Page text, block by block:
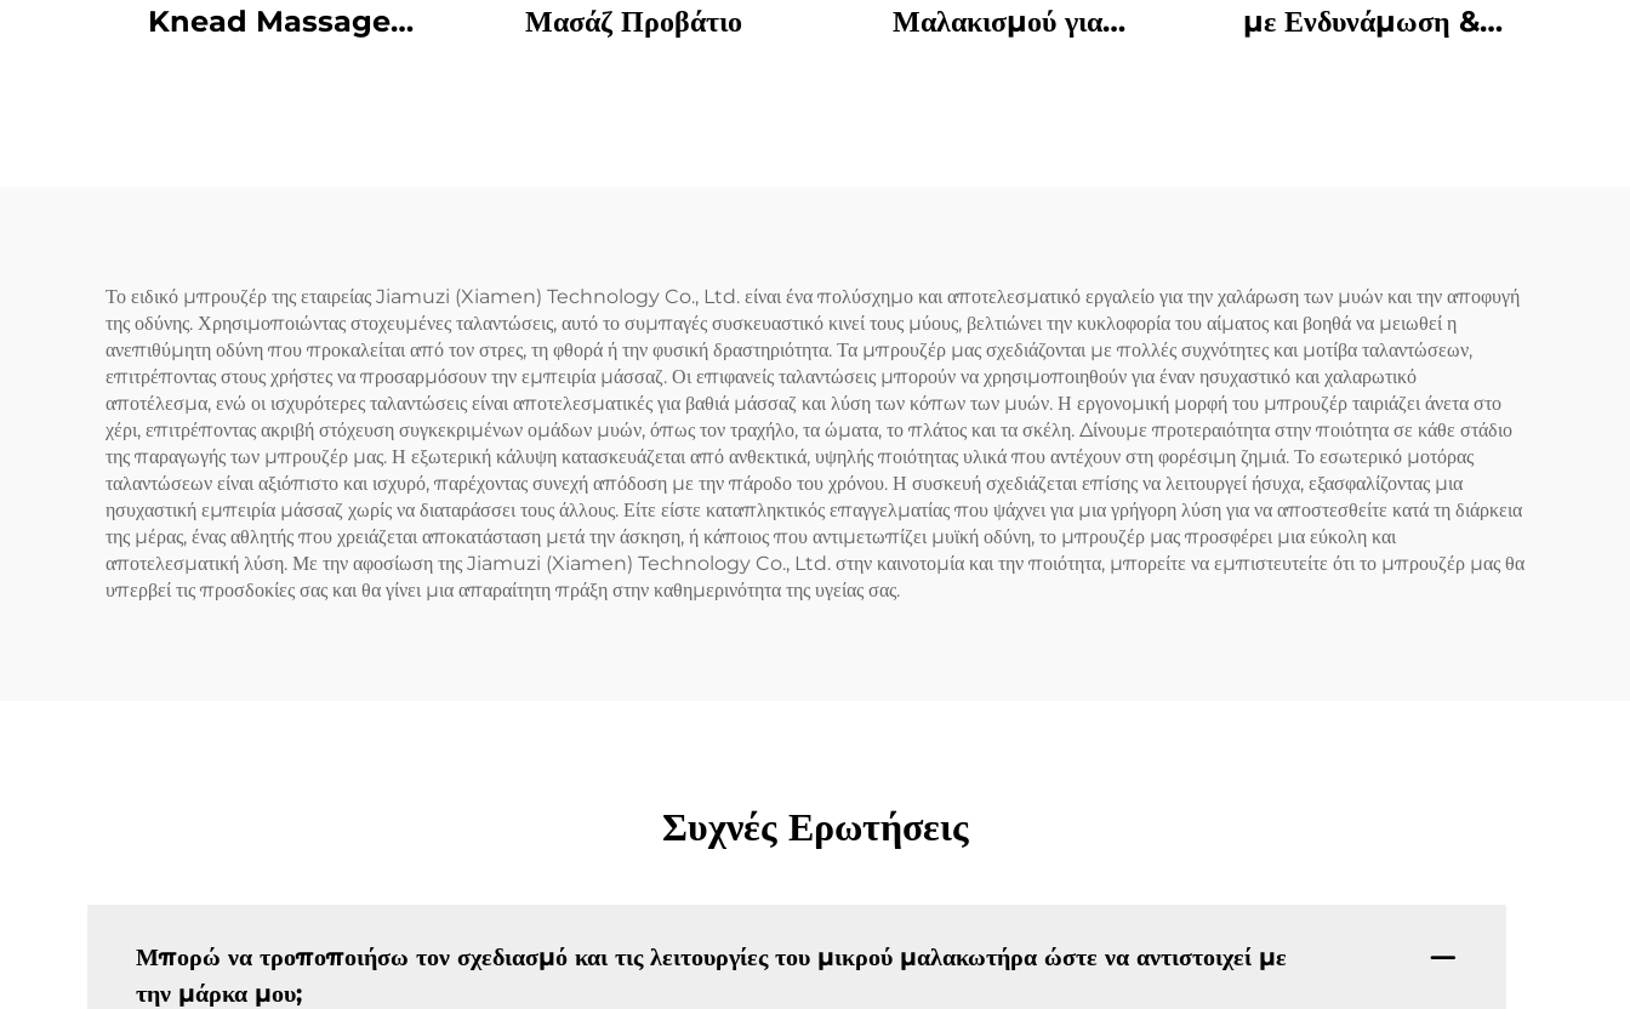
Knead Massage
Μασάζ Προβάτιο
Μαλακισμού για
με Ενδυνάμωση &
Το ειδικό μπρουζέρ της εταιρείας Jiamuzi (Xiamen) Technology Co., Ltd. είναι ένα πολύσχημο και αποτελεσματικό εργαλείο για την χαλάρωση των μυών και την αποφυγή
της οδύνης. Χρησιμοποιώντας στοχευμένες ταλαντώσεις, αυτό το συμπαγές συσκευαστικό κινεί τους μύους, βελτιώνει την κυκλοφορία του αίματος και βοηθά να μειωθεί η
ανεπιθύμητη οδύνη που προκαλείται από τον στρες, τη φθορά ή την φυσική δραστηριότητα. Τα μπρουζέρ μας σχεδιάζονται με πολλές συχνότητες και μοτίβα ταλαντώσεων,
επιτρέποντας στους χρήστες να προσαρμόσουν την εμπειρία μάσσαζ. Οι επιφανείς ταλαντώσεις μπορούν να χρησιμοποιηθούν για έναν ησυχαστικό και χαλαρωτικό
αποτέλεσμα, ενώ οι ισχυρότερες ταλαντώσεις είναι αποτελεσματικές για βαθιά μάσσαζ και λύση των κόπων των μυών. Η εργονομική μορφή του μπρουζέρ ταιριάζει άνετα στο
χέρι, επιτρέποντας ακριβή στόχευση συγκεκριμένων ομάδων μυών, όπως τον τραχήλο, τα ώματα, το πλάτος και τα σκέλη. Δίνουμε προτεραιότητα στην ποιότητα σε κάθε στάδιο
της παραγωγής των μπρουζέρ μας. Η εξωτερική κάλυψη κατασκευάζεται από ανθεκτικά, υψηλής ποιότητας υλικά που αντέχουν στη φορέσιμη ζημιά. Το εσωτερικό μοτόρας
ταλαντώσεων είναι αξιόπιστο και ισχυρό, παρέχοντας συνεχή απόδοση με την πάροδο του χρόνου. Η συσκευή σχεδιάζεται επίσης να λειτουργεί ήσυχα, εξασφαλίζοντας μια
ησυχαστική εμπειρία μάσσαζ χωρίς να διαταράσσει τους άλλους. Είτε είστε καταπληκτικός επαγγελματίας που ψάχνει για μια γρήγορη λύση για να αποστεσθείτε κατά τη διάρκεια
της μέρας, ένας αθλητής που χρειάζεται αποκατάσταση μετά την άσκηση, ή κάποιος που αντιμετωπίζει μυϊκή οδύνη, το μπρουζέρ μας προσφέρει μια εύκολη και
αποτελεσματική λύση. Με την αφοσίωση της Jiamuzi (Xiamen) Technology Co., Ltd. στην καινοτομία και την ποιότητα, μπορείτε να εμπιστευτείτε ότι το μπρουζέρ μας θα
υπερβεί τις προσδοκίες σας και θα γίνει μια απαραίτητη πράξη στην καθημερινότητα της υγείας σας.
Συχνές Ερωτήσεις
Μπορώ να τροποποιήσω τον σχεδιασμό και τις λειτουργίες του μικρού μαλακωτήρα ώστε να αντιστοιχεί με
την μάρκα μου;